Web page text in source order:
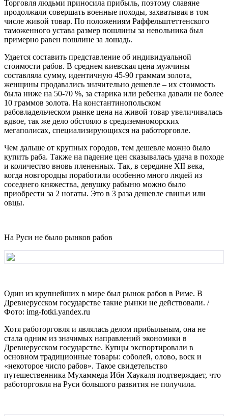
Торговля людьми приносила прибыль, поэтому славяне
продолжали совершать военные походы, захватывая в том
числе живой товар. По положениям Раффельштеттенского
таможенного устава размер пошлины за невольника был
примерно равен пошлине за лошадь.
Удается составить представление об индивидуальной
стоимости рабов. В среднем киевская цена мужчины
составляла сумму, идентичную 45-90 граммам золота,
женщины продавались значительно дешевле – их стоимость
была ниже на 50-70 %, за старика или ребенка давали не более
10 граммов золота. На константинопольском
рабовладельческом рынке цена на живой товар увеличивалась
вдвое, так же дело обстояло в средиземноморских
мегаполисах, специализирующихся на работорговле.
Чем дальше от крупных городов, тем дешевле можно было
купить раба. Также на падение цен сказывалась удача в походе
и количество вновь плененных. Так, в середине XII века,
когда новгородцы поработили особенно много людей из
соседнего княжества, девушку рабыню можно было
приобрести за 2 ногаты. Это в 3 раза дешевле свиньи или
овцы.
На Руси не было рынков рабов
Один из крупнейших в мире был рынок рабов в Риме. В
Древнерусском государстве такие рынки не действовали. /
Фото: img-fotki.yandex.ru
Хотя работорговля и являлась делом прибыльным, она не
стала одним из значимых направлений экономики в
Древнерусском государстве. Купцы экспортировали в
основном традиционные товары: соболей, олово, воск и
«некоторое число рабов». Такое свидетельство
путешественника Мухаммеда Ибн Хаукаля подтверждает, что
работорговля на Руси большого развития не получила.